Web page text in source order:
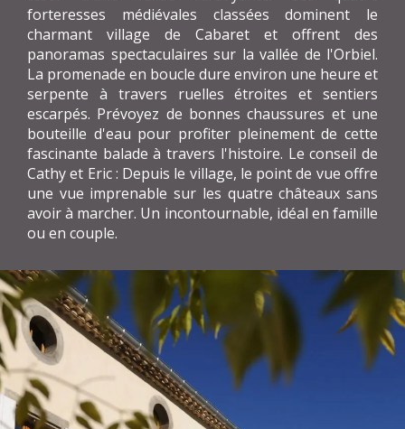
forteresses médiévales classées dominent le
charmant village de Cabaret et offrent des
panoramas spectaculaires sur la vallée de l'Orbiel.
La promenade en boucle dure environ une heure et
serpente à travers ruelles étroites et sentiers
escarpés. Prévoyez de bonnes chaussures et une
bouteille d'eau pour profiter pleinement de cette
fascinante balade à travers l'histoire. Le conseil de
Cathy et Eric : Depuis le village, le point de vue offre
une vue imprenable sur les quatre châteaux sans
avoir à marcher. Un incontournable, idéal en famille
ou en couple.